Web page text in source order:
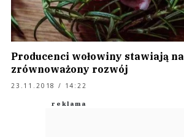
Producenci wołowiny stawiają na
zrównoważony rozwój
23.11.2018 / 14:22